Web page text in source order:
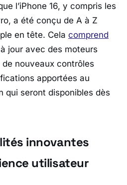
l’iPhone 16, y compris les
a été conçu de A à Z
en tête. Cela comprend
à jour avec des moteurs
nouveaux contrôles
apportées au
qui seront disponibles dès
innovantes
utilisateur